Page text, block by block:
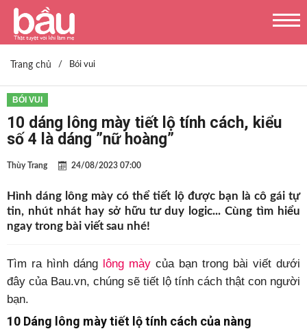
Trang chủ / Bói vui
BÓI VUI
10 dáng lông mày tiết lộ tính cách, kiểu
số 4 là dáng ”nữ hoàng”
Thùy Trang 24/08/2023 07:00
Hình dáng lông mày có thể tiết lộ được bạn là cô gái tự
tin, nhút nhát hay sở hữu tư duy logic... Cùng tìm hiểu
ngay trong bài viết sau nhé!
Tìm ra hình dáng lông mày của bạn trong bài viết dưới
đây của Bau.vn, chúng sẽ tiết lộ tính cách thật con người
bạn.
10 Dáng lông mày tiết lộ tính cách của nàng